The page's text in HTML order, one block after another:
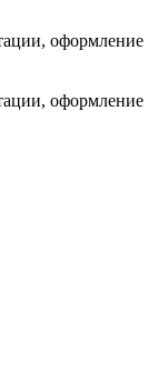
оформление
оформление